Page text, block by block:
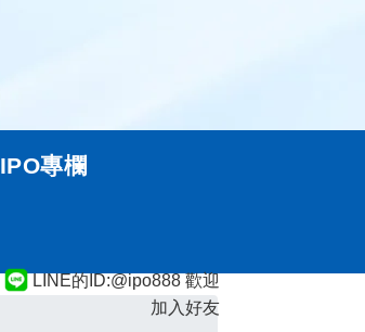
LINE的ID:@ipo888 歡迎
加入好友
IPO專欄